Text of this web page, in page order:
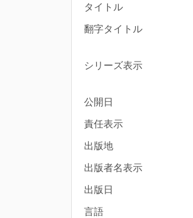
タイトル
翻字タイトル
シリーズ表示
公開日
責任表示
出版地
出版者名表示
出版日
言語